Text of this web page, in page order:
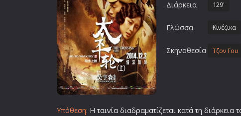
Ευρωπαικός Κινηματογράφος
Θρησκευτικές
Θρίλερ
Ιστορικές
Καταστροφής
Κλασσικές
Διάρκεια 129'
Γλώσσα Κινέζικα
Σκηνοθεσία Τζον Γου
Υπόθεση: Ηταινία διαδραματίζεται κατά τη διάρκεια